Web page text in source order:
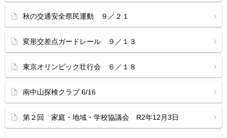
秋の交通安全県民運動 ９／２１
変形交差点ガードレール ９／１３
東京オリンピック壮行会 ６／１８
南中山探検クラブ 6/16
第２回 家庭・地域・学校協議会 R2年12月3日